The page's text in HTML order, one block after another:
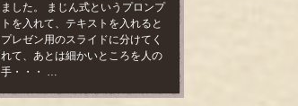
ました。 まじん式というプロンプ
トを入れて、テキストを入れると
プレゼン用のスライドに分けてく
れて、あとは細かいところを人の
手・・・ …